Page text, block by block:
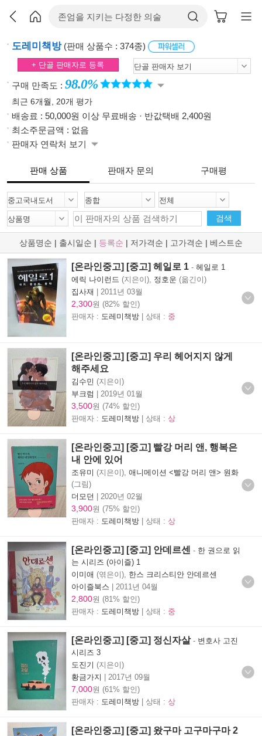
도레미책방(판매 상품수 : 374종)
+ 단골 판매자로 등록
구매 만족도 : 98.0%
최근 6개월, 20개 평가
배송료 : 50,000원 이상 무료배송 · 반값택배 2,400원
최소주문금액 : 없음
판매자 연락처 보기
판매 상품 판매자 문의 구매평
검색
상품명순 | 출시일순 | 등록순 | 저가격순 | 고가격순 | 베스트순
[온라인중고] [중고] 헤일로 1 - 헤일로 1
에릭 나이런드 (지은이), 정호운 (옮긴이)
집사재 | 2011년 03월
2,300원 (82% 할인)
판매자 : 도레미책방 | 상태 : 중
[온라인중고] [중고] 우리 헤어지지 않게
해주세요
김수민 (지은이)
부크럼 | 2019년 01월
3,500원 (74% 할인)
판매자 : 도레미책방 | 상태 : 상
[온라인중고] [중고] 빨강 머리 앤, 행복은
내 안에 있어
조유미 (지은이), 애니메이션 <빨강 머리 앤> 원화
(그림)
더모던 | 2020년 02월
3,900원 (75% 할인)
판매자 : 도레미책방 | 상태 : 상
[온라인중고] [중고] 안데르센 - 한 권으로 읽
는 시리즈 (아이즐) 1
이미애 (엮은이), 한스 크리스티안 안데르센
아이즐북스 | 2011년 04월
2,800원 (81% 할인)
판매자 : 도레미책방 | 상태 : 중
[온라인중고] [중고] 정신자살- 변호사 고진
시리즈 3
도진기 (지은이)
황금가지 | 2017년 09월
7,000원 (61% 할인)
판매자 : 도레미책방 | 상태 : 상
[온라인중고] [중고] 왔구마 고구마구마 2